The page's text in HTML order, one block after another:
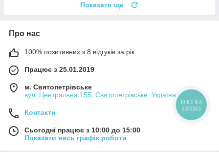
Показати ще
Про нас
100% позитивних з 8 відгуків за рік
Працює з 25.01.2019
м. Святопетрівське
вул. Центральна 155, Святопетрівське, Україна
Контакти
Сьогодні працює з 10:00 до 15:00
Показати весь графік роботи
КНОПКА
ЗВ'ЯЗКУ